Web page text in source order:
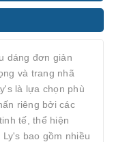
dáng đơn giản
và trang nhã
là lựa chọn phù
riêng bởi các
tế, thể hiện
bao gồm nhiều